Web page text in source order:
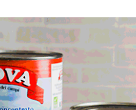
Biznes-dən mikro biznes
5%-dək endirim
- 14:28